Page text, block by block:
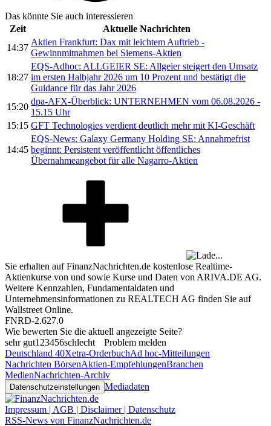
Das könnte Sie auch interessieren
Zeit
Aktuelle Nachrichten
14:37
Aktien Frankfurt: Dax mit leichtem Auftrieb -
Gewinnmitnahmen bei Siemens-Aktien
18:27
EQS-Adhoc: ALLGEIER SE: Allgeier steigert den Umsatz
im ersten Halbjahr 2026 um 10 Prozent und bestätigt die
Guidance für das Jahr 2026
15:20
dpa-AFX-Überblick: UNTERNEHMEN vom 06.08.2026 -
15.15 Uhr
15:15 GFT Technologies verdient deutlich mehr mit KI-Geschäft
14:45
EQS-News: Galaxy Germany Holding SE: Annahmefrist
beginnt: Persistent veröffentlicht öffentliches
Übernahmeangebot für alle Nagarro-Aktien
Sie erhalten auf FinanzNachrichten.de kostenlose Realtime-
Aktienkurse von und sowie Kurse und Daten von ARIVA.DE AG.
Weitere Kennzahlen, Fundamentaldaten und
Unternehmensinformationen zu REALTECH AG finden Sie auf
Wallstreet Online.
FNRD-2.627.0
Wie bewerten Sie die aktuell angezeigte Seite?
sehr gut1 23456schlecht
Problem melden
Deutschland 40Xetra-OrderbuchAd hoc-Mitteilungen
Nachrichten BörsenAktien-EmpfehlungenBranchen
MedienNachrichten-Archiv
Datenschutzeinstellungen Mediadaten
Impressum | AGB | Disclaimer | Datenschutz
RSS-News von FinanzNachrichten.de